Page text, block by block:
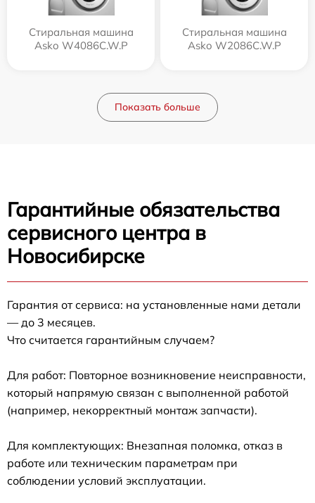
Стиральная машина
Asko W4086C.W.P
Стиральная машина
Asko W2086C.W.P
Показать больше
Гарантийные обязательства
сервисного центра в
Новосибирске
Гарантия от сервиса: на установленные нами детали
— до 3 месяцев.
Что считается гарантийным случаем?
Для работ: Повторное возникновение неисправности,
который напрямую связан с выполненной работой
(например, некорректный монтаж запчасти).
Для комплектующих: Внезапная поломка, отказ в
работе или техническим параметрам при
соблюдении условий эксплуатации.